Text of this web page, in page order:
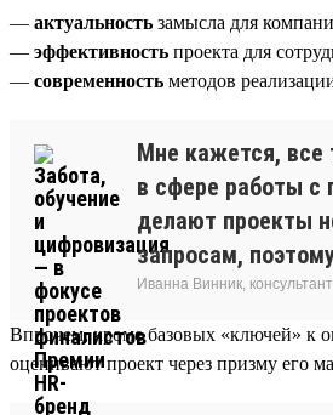
— актуальность замысла для
— эффективность проекта для
— современность методов
Мне кажется, все
в сфере работы с
делают проекты
запросам,
Иванна Винник,
Впрочем, кроме базовых «ключей» к
оценивают проект через призму его